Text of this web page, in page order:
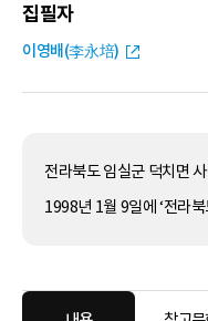
집필자
이영배(李永培)
전라북도 임실군 덕치면
1998년 1월 9일에 ‘전라